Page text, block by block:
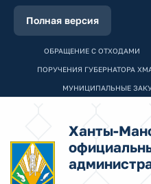
Полная версия
ОБРАЩЕНИЕ С ОТХОДАМИ
ПОРУЧЕНИЯ ГУБЕРНАТОРА
МУНИЦИПАЛЬНЫЕ
Ханты-